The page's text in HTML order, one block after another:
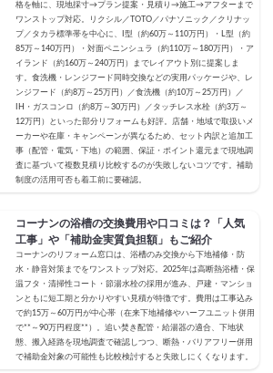
格を軸に、現地採寸→プラン提案・見積り→施工→アフターまで
ワンストップ対応。リクシル／TOTO／パナソニック／クリナッ
プ／タカラ標準帯を中心に、I型（約60万～110万円）・L型（約
85万～140万円）・対面ペニンシュラ（約110万～180万円）・ア
イランド（約160万～240万円）までレイアウト別に提案しま
す。食洗機・レンジフード同時交換などの実用パッケージや、レ
ンジフード（約8万～25万円）／食洗機（約10万～25万円）／
IH・ガスコンロ（約8万～30万円）／タッチレス水栓（約3万～
12万円）といった部分リフォームも好評。店舗・地域で取扱いメ
ーカーや在庫・キャンペーンが異なるため、セット内訳と追加工
事（配管・電気・下地）の範囲、保証・ポイント還元まで現地調
査に基づいて複数見積り比較するのが失敗しないコツです。補助
制度の活用可否も着工前に要確認。
コーナンの浴槽の交換費用や口コミは？「人気
工事」や「補助金実質負担額」もご紹介
コーナンのリフォーム窓口は、浴槽のみ交換から下地補修・防
水・静音対策までをワンストップ対応。2025年は高断熱浴槽・保
温フタ・清掃性コート・節湯水栓の採用が進み、戸建・マンショ
ンともに短工期と分かりやすい見積が特徴です。費用は工事込み
で約15万～60万円が中心帯（在来下地補修やハーフユニット併用
で**～90万円程度**）。追い焚き配管・給湯器の適合、下地状
態、搬入経路を現地調査で確認しつつ、断熱・バリアフリー併用
で補助金対象の可能性も比較検討すると失敗しにくくなります。